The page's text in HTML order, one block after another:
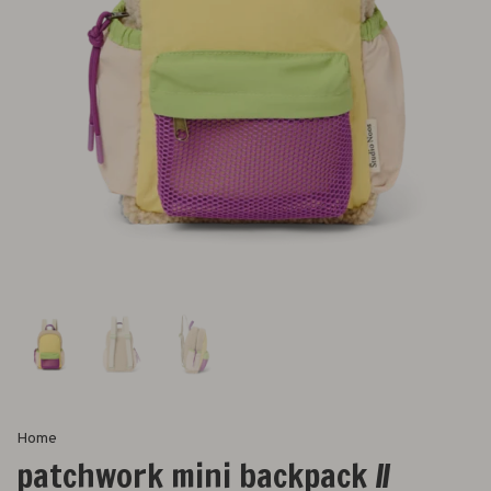
Home
patchwork mini backpack //